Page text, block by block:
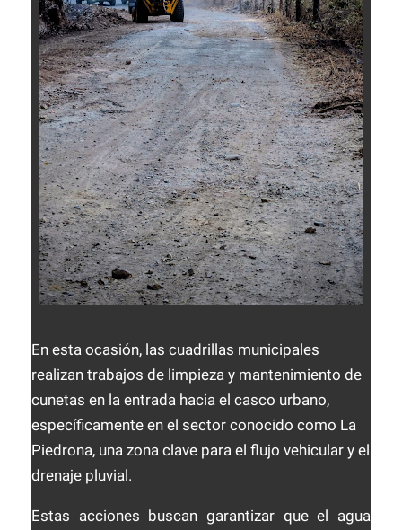
En esta ocasión, las cuadrillas municipales
realizan trabajos de limpieza y mantenimiento de
cunetas en la entrada hacia el casco urbano,
específicamente en el sector conocido como La
Piedrona, una zona clave para el flujo vehicular y el
drenaje pluvial.
Estas acciones buscan garantizar que el agua